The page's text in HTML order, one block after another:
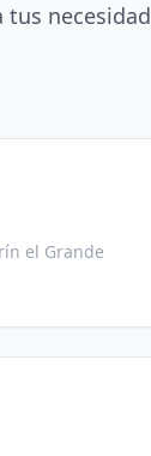
s/n , Alhaurín el Grande